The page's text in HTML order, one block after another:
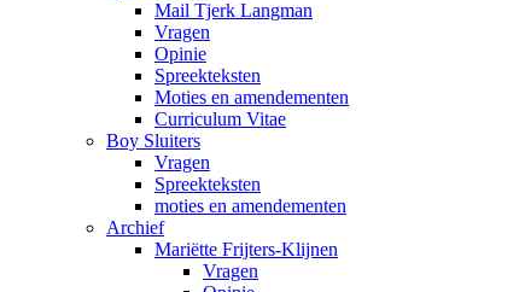
Mail Tjerk Langman
Vragen
Opinie
Spreekteksten
Moties en amendementen
Curriculum Vitae
Boy Sluiters
Vragen
Spreekteksten
moties en amendementen
Archief
Mariëtte Frijters-Klijnen
Vragen